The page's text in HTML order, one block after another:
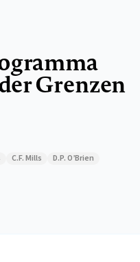
Grenzen
C.F. Mills D.P. O’Brien